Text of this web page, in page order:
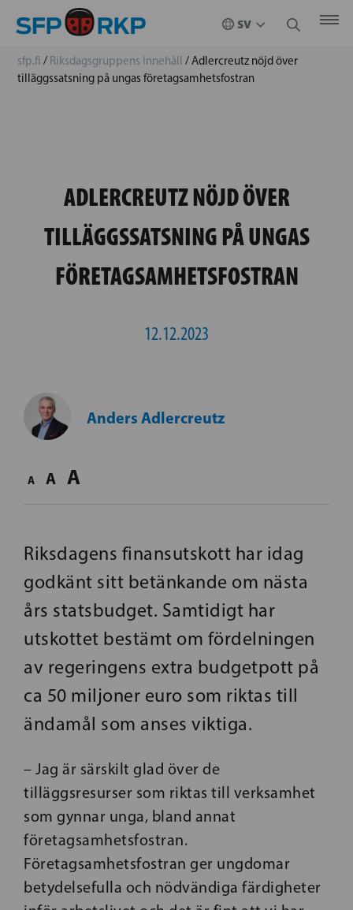
sfp.fi / Riksdagsgruppens Innehåll /Adlercreutz nöjd över
tilläggssatsning på ungas företagsamhetsfostran
ADLERCREUTZ NÖJD ÖVER
TILLÄGGSSATSNING PÅ UNGAS
FÖRETAGSAMHETSFOSTRAN
12.12.2023
Anders Adlercreutz
A A A
Riksdagens finansutskott har idag
godkänt sitt betänkande om nästa
års statsbudget. Samtidigt har
utskottet bestämt om fördelningen
av regeringens extra budgetpott på
ca 50 miljoner euro som riktas till
ändamål som anses viktiga.
– Jag är särskilt glad över de
tilläggsresurser som riktas till verksamhet
som gynnar unga, bland annat
företagsamhetsfostran.
Företagsamhetsfostran ger ungdomar
betydelsefulla och nödvändiga färdigheter